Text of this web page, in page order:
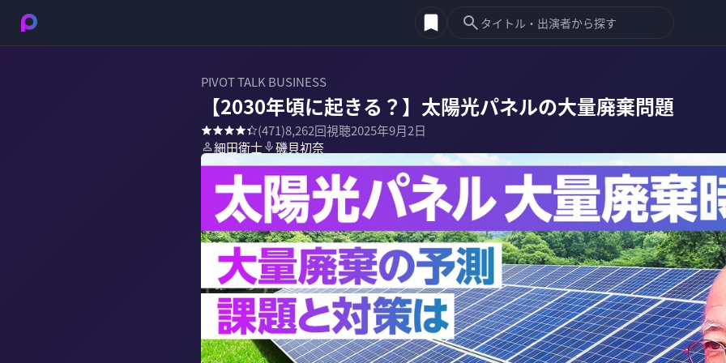
PIVOT TALK BUSINESS
【2030年頃に起きる？】太陽光パネルの大量廃棄問題
(471)8,262回視聴2025年9月2日
細田衛士
磯貝初奈